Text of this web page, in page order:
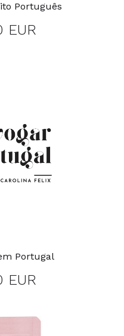
Português
EUR
Portugal
EUR